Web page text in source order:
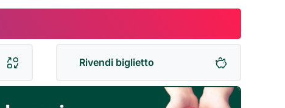
Rivendi biglietto